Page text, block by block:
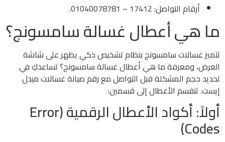
أرقام التواصل: 17412 – 01040078781.
ما هي أعطال غسالة سامسونج؟
تتميز غسالات سامسونج بنظام تشخيص ذكي يظهر على شاشة
العرض، ومعرفة ما هي أعطال غسالة سامسونج؟ تساعدكِ في
تحديد حجم المشكلة قبل التواصل مع رقم صيانة غسالات ميدل
إيست. تنقسم الأعطال إلى قسمين:
أولاً: أكواد الأعطال الرقمية (Error
Codes)